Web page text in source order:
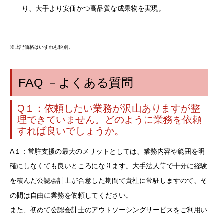
り、大手より安価かつ高品質な成果物を実現。
※上記価格はいずれも税別。
FAQ －よくある質問
Q１：依頼したい業務が沢山ありますが整
理できていません。どのように業務を依頼
すれば良いでしょうか。
A１：常駐支援の最大のメリットとしては、業務内容や範囲を明
確にしなくても良いところになります。大手法人等で十分に経験
を積んだ公認会計士が合意した期間で貴社に常駐しますので、そ
の間は自由に業務を依頼してください。
また、初めて公認会計士のアウトソーシングサービスをご利用い